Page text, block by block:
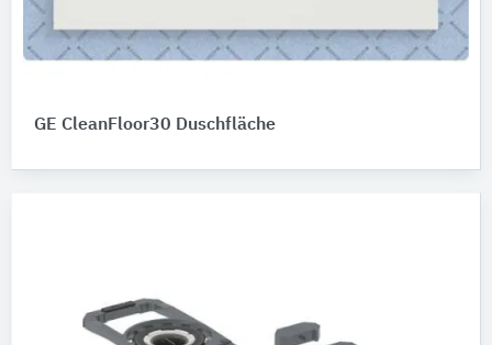
GE CleanFloor30 Duschfläche